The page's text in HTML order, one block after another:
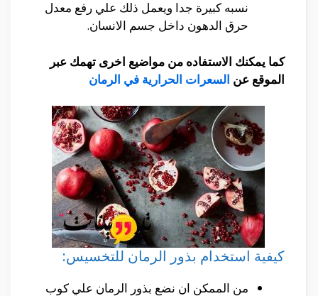
نسبه كبيرة جدا ويعمل ذلك علي رفع معدل
حرق الدهون داخل جسم الانسان.
كما يمكنك الاستفاده من مواضيع اخرى تهمك عبر
الموقع عن السعرات الحرارية في الرمان
كيفية استخدام بذور الرمان للتخسيس:
من الممكن ان نضع بذور الرمان علي كوب